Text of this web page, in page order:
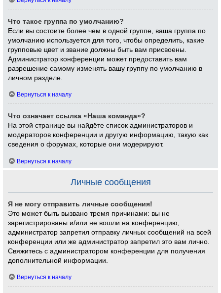
Что такое группа по умолчанию?
Если вы состоите более чем в одной группе, ваша группа по
умолчанию используется для того, чтобы определить, какие
групповые цвет и звание должны быть вам присвоены.
Администратор конференции может предоставить вам
разрешение самому изменять вашу группу по умолчанию в
личном разделе.
Вернуться к началу
Что означает ссылка «Наша команда»?
На этой странице вы найдёте список администраторов и
модераторов конференции и другую информацию, такую как
сведения о форумах, которые они модерируют.
Вернуться к началу
Личные сообщения
Я не могу отправить личные сообщения!
Это может быть вызвано тремя причинами: вы не
зарегистрированы и/или не вошли на конференцию,
администратор запретил отправку личных сообщений на всей
конференции или же администратор запретил это вам лично.
Свяжитесь с администратором конференции для получения
дополнительной информации.
Вернуться к началу